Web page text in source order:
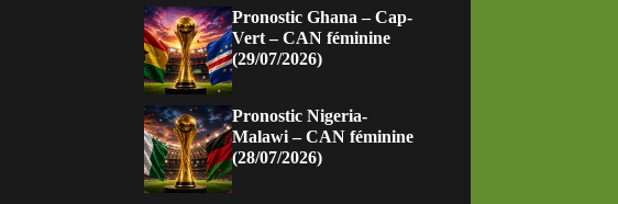
Pronostic Ghana – Cap-
Vert – CAN féminine
(29/07/2026)
Pronostic Nigeria-
Malawi – CAN féminine
(28/07/2026)